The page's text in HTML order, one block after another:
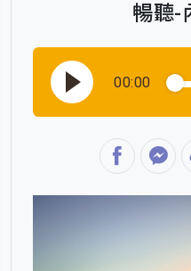
暢聽-
00:00